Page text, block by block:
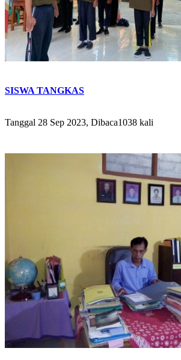
SISWA TANGKAS
Tanggal 28 Sep 2023, Dibaca1038 kali